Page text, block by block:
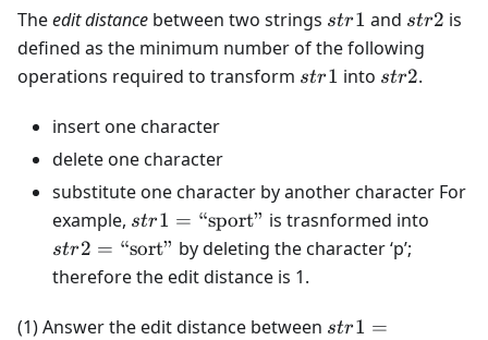
Theedit distance between two strings str1
str1 and str2
str2 is
defined as the minimum number of the following
operations required to transform str1
str1 into str2
str2.
insert one character
delete one character
substitute one character by another character For
example, str1=\text{“sport”}
str1 = “sport” is trasnformed into
str2 = “sort” by deleting the character ‘p’;
therefore the edit distance is 1.
(1) Answer the edit distance between str1 =